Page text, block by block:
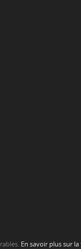
En savoir plus sur